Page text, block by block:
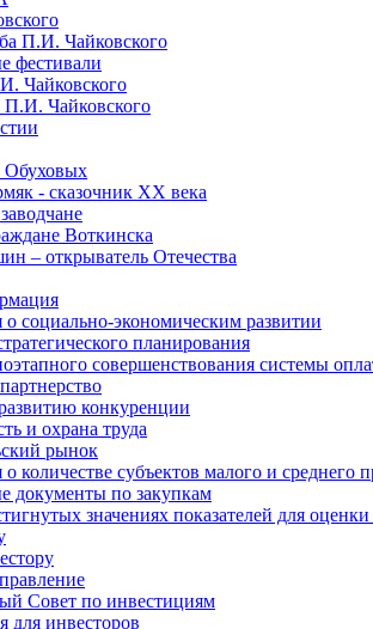
П.И. Чайковского
фестивали
Чайковского
Чайковского
Обуховых
- сказочник XX века
Воткинска
– открыватель Отечества
социально-экономическим развитии
планирования
совершенствования системы
конкуренции
и охрана труда
рынок
количестве субъектов малого и среднего
документы по закупкам
значениях показателей для
Совет по инвестициям
для инвесторов